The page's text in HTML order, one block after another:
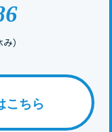
）
こちら